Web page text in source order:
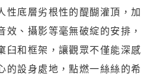
性底層劣根性的醍醐灌頂，加
效、攝影等毫無破綻的安排，
臼和框架，讓觀眾不僅能深感
的設身處地，點燃一絲絲的希